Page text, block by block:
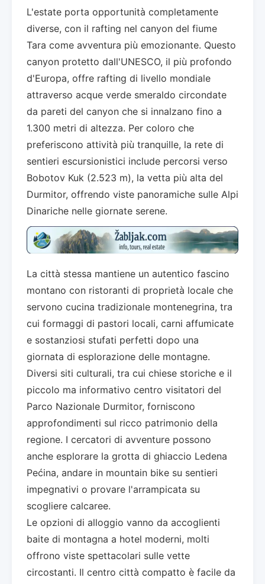
L'estate porta opportunità completamente
diverse, con il rafting nel canyon del fiume
Tara come avventura più emozionante. Questo
canyon protetto dall'UNESCO, il più profondo
d'Europa, offre rafting di livello mondiale
attraverso acque verde smeraldo circondate
da pareti del canyon che si innalzano fino a
1.300 metri di altezza. Per coloro che
preferiscono attività più tranquille, la rete di
sentieri escursionistici include percorsi verso
Bobotov Kuk (2.523 m), la vetta più alta del
Durmitor, offrendo viste panoramiche sulle Alpi
Dinariche nelle giornate serene.
La città stessa mantiene un autentico fascino
montano con ristoranti di proprietà locale che
servono cucina tradizionale montenegrina, tra
cui formaggi di pastori locali, carni affumicate
e sostanziosi stufati perfetti dopo una
giornata di esplorazione delle montagne.
Diversi siti culturali, tra cui chiese storiche e il
piccolo ma informativo centro visitatori del
Parco Nazionale Durmitor, forniscono
approfondimenti sul ricco patrimonio della
regione. I cercatori di avventure possono
anche esplorare la grotta di ghiaccio Ledena
Pećina, andare in mountain bike su sentieri
impegnativi o provare l'arrampicata su
scogliere calcaree.
Le opzioni di alloggio vanno da accoglienti
baite di montagna a hotel moderni, molti
offrono viste spettacolari sulle vette
circostanti. Il centro città compatto è facile da